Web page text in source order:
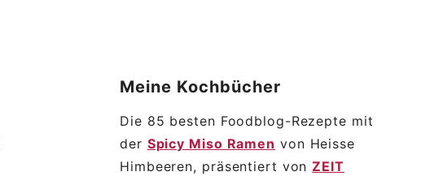
Meine Kochbücher
Die 85 besten Foodblog-Rezepte mit
der Spicy Miso Ramen von Heisse
Himbeeren, präsentiert vonZEIT